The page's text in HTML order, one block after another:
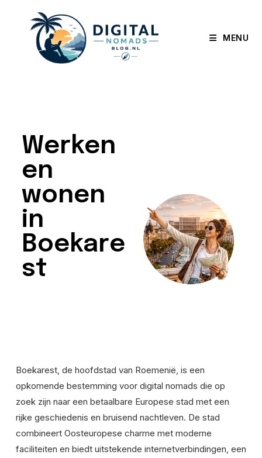
MENU
Werken
en
wonen
in
Boekare
st
Boekarest, de hoofdstad van Roemenië, is een
opkomende bestemming voor digital nomads die op
zoek zijn naar een betaalbare Europese stad met een
rijke geschiedenis en bruisend nachtleven. De stad
combineert Oosteuropese charme met moderne
faciliteiten en biedt uitstekende internetverbindingen, een